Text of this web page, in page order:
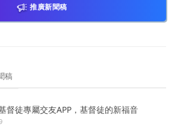
推廣新聞稿
稿
督徒專屬交友APP，基督徒的新福音